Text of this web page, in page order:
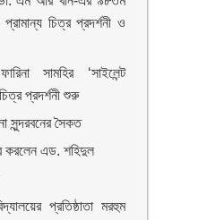
প্রামান্য চিত্র প্রদর্শনী ও
সামহির ‘সাইলেন্ট
প্রদর্শনী শুরু
সুন্দরবনের সৈকত
করলেন এড. শহিদুল
প্রতিষ্ঠাতা মরহুম